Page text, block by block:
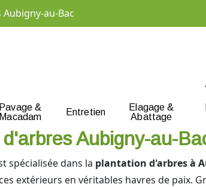
au-Bac
Pavage &
Macadam
Entretien
Elagage &
Abattage
Aubigny-au-
spécialisée dans la plantation d'arbres à
extérieurs en véritables havres de paix.